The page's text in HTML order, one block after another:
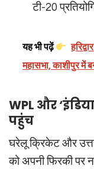
टी-20
यह भी पढ़ें
महासभा, काशीपुर में
WPL और
पहुंच
घरेलू क्रिकेट और
को अपनी फिरकी पर